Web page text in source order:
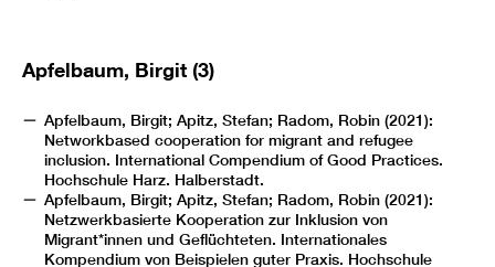
Apfelbaum, Birgit (3)
Apfelbaum, Birgit; Apitz, Stefan; Radom, Robin (2021):
Networkbased cooperation for migrant and refugee
inclusion. International Compendium of Good Practices.
Hochschule Harz. Halberstadt.
Apfelbaum, Birgit; Apitz, Stefan; Radom, Robin (2021):
Netzwerkbasierte Kooperation zur Inklusion von
Migrant*innen und Geflüchteten. Internationales
Kompendium von Beispielen guter Praxis. Hochschule